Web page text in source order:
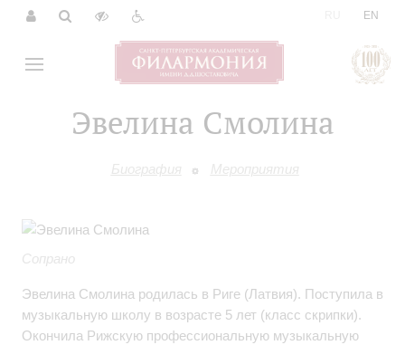
EN
Эвелина Смолина
Биография Мероприятия
Сопрано
Эвелина Смолина родилась в Риге (Латвия). Поступила в
музыкальную школу в возрасте 5 лет (класс скрипки).
Окончила Рижскую профессиональную музыкальную